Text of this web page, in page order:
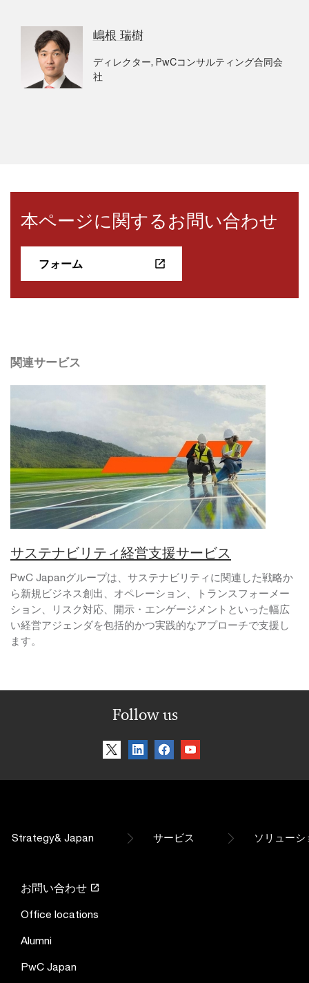
嶋根 瑞樹
ディレクター, PwCコンサルティング合同会
社
本ページに関するお問い合わせ
フォーム
関連サービス
サステナビリティ経営支援サービス
PwC Japanグループは、サステナビリティに関連した戦略か
ら新規ビジネス創出、オペレーション、トランスフォーメー
ション、リスク対応、開示・エンゲージメントといった幅広
い経営アジェンダを包括的かつ実践的なアプローチで支援し
ます。
Follow us
Strategy& Japan サービス ソリューシ
お問い合わせ
Office locations
Alumni
PwC Japan